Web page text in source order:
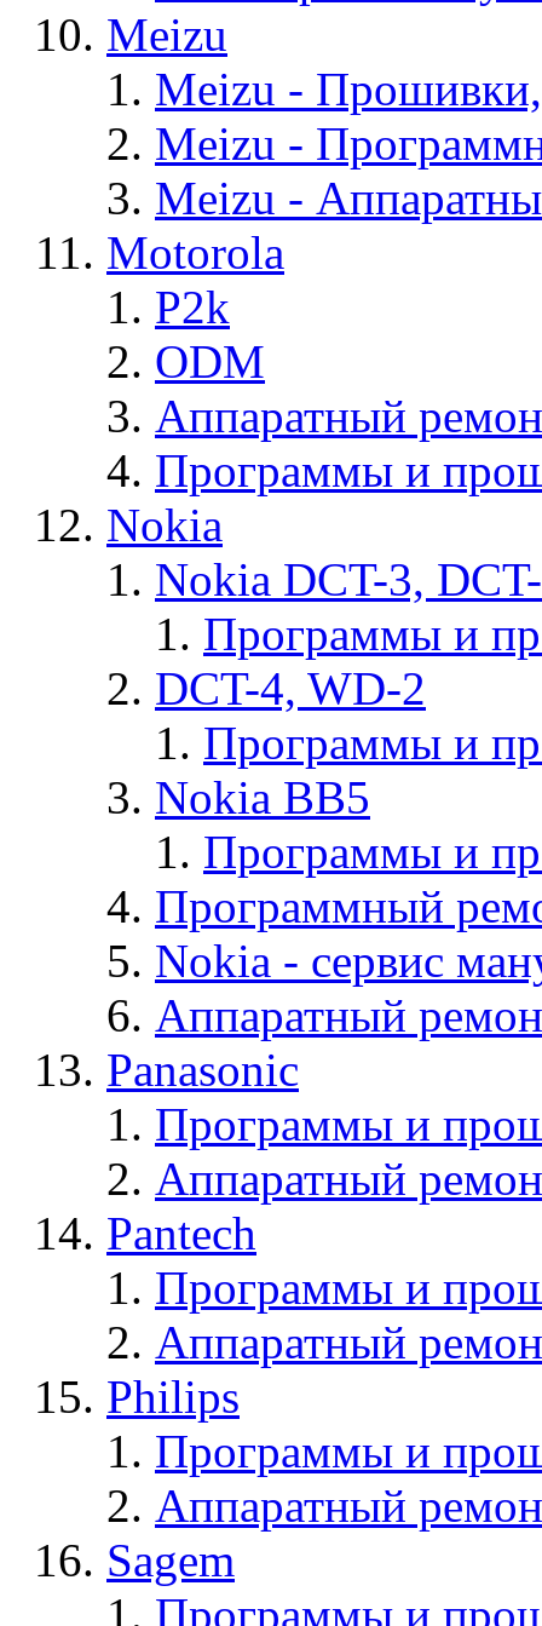
Meizu
Meizu -
Meizu -
Meizu -
Motorola
P2k
ODM
Аппаратный
Программы и
Nokia
Nokia DCT-3,
Программы и
DCT-4, WD-2
Программы и
Nokia BB5
Программы и
Программный
Nokia - cервис
Аппаратный
Panasonic
Программы и
Аппаратный
Pantech
Программы и
Аппаратный
Philips
Программы и
Аппаратный
Sagem
Программы и